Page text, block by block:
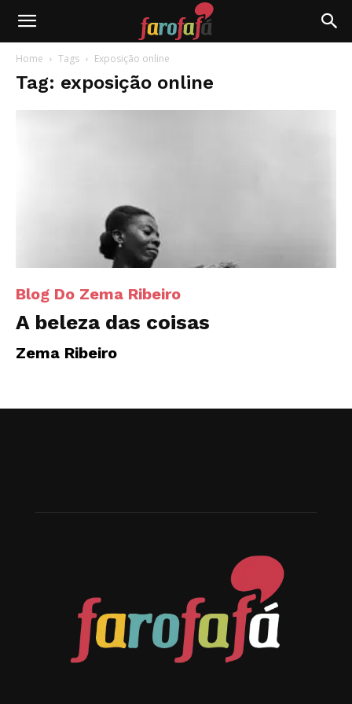
Farofafá
Home Tags Exposição online
Tag: exposição online
Blog Do Zema Ribeiro
A beleza das coisas
Zema Ribeiro